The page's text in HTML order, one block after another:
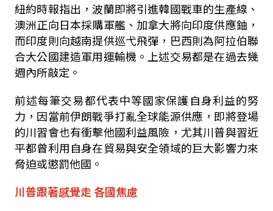
紐約時報指出，波蘭即將引進韓國戰車的生產線、
澳洲正向日本採購軍艦、加拿大將向印度供應鈾，
而印度則向越南提供巡弋飛彈，巴西則為阿拉伯聯
合大公國建造軍用運輸機。上述交易都是在過去幾
週內所敲定。
前述每筆交易都代表中等國家保護自身利益的努
力，因當前伊朗戰爭打亂全球能源供應，即將登場
的川習會也有衝擊他國利益風險，尤其川普與習近
平都曾利用自身在貿易與安全領域的巨大影響力來
脅迫或懲罰他國。
川普跟著感覺走 各國焦慮